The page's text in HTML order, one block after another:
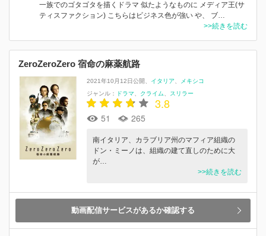
一族でのゴタゴタを描くドラマ 似たようなものに メディア王(サ
ティスファクション) こちらはビジネス色が強い や、 ブ…
>>続きを読む
ZeroZeroZero 宿命の麻薬航路
2021年10月12日公開 イタリア
メキシコ
ジャンル：
ドラマ クライム スリラー
3.8
51 265
南イタリア、カラブリア州のマフィア組織の
ドン・ミーノは、組織の建て直しのために大
が…
>>続きを読む
動画配信サービスがあるか確認する